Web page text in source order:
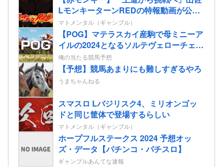
LモンキーターンREDの特報動画が公
開！
マトメンタル（ギャンブル）
【POG】マテラスカイ産駒で母ミニーア
イルの2024となるソルテヴェローチェの
2歳情報
俺の当たる競馬予想
【予想】競馬あまりにも難しすぎるやろ
うまちゃんねる
スマスロ Lバジリスク4、ミリオンゴッ
ドと同じ筐体で登場するらしい
マトメンタル（ギャンブル）
ホープフルステークス 2024 予想オッ
ズ・データ【パチンコ・パチスロ】
ギャンブルあんてな速報